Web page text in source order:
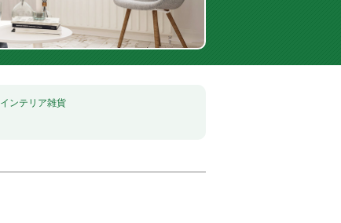
インテリア雑貨